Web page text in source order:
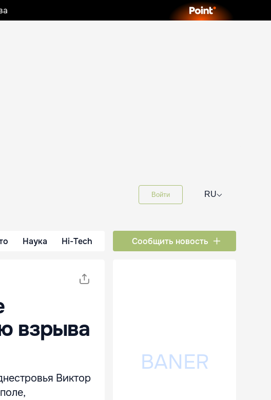
Войти RU⌵
Наука Hi-Tech Сообщить новость
взрыва
Виктор